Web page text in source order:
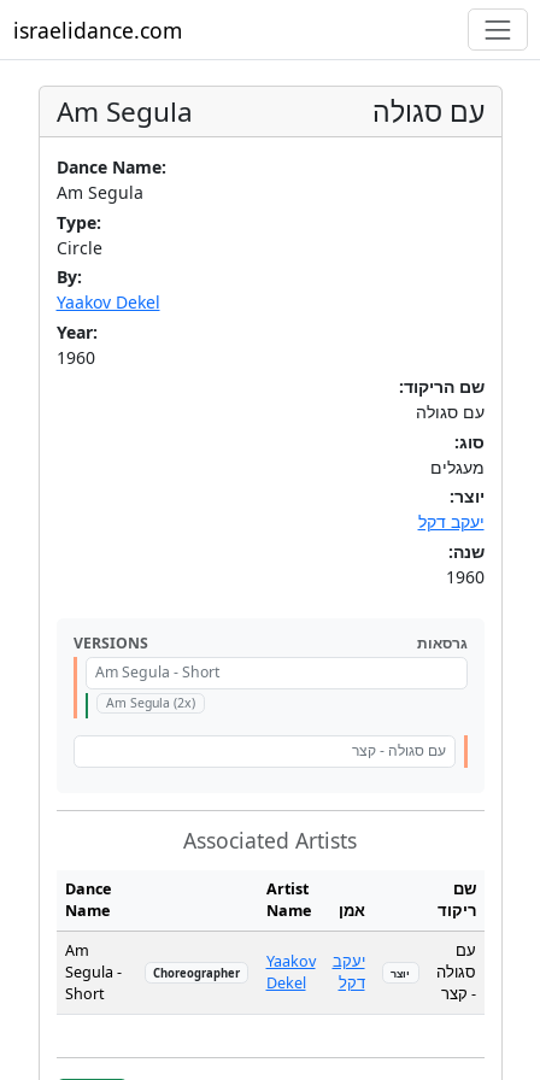
israelidance.com
Am Segula עם סגולה
Dance Name:
Am Segula
Type:
Circle
By:
Yaakov Dekel
Year:
1960
שם הריקוד:
עם סגולה
סוג:
מעגלים
יוצר:
יעקב דקל
שנה:
1960
VERSIONS
גרסאות
Am Segula - Short
Am Segula (2x)
עם סגולה - קצר
Associated Artists
Dance
Name
Artist
Name
אמן
שם
ריקוד
Am
Segula -
Short
Choreographer
Yaakov
Dekel
יעקב
דקל
יוצר
עם
סגולה
- קצר